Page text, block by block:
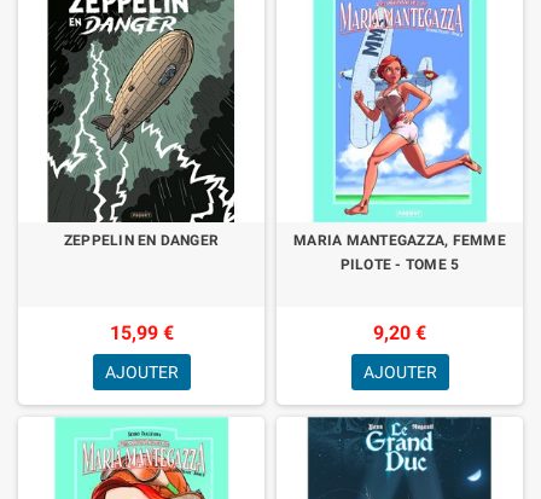
ZEPPELIN EN DANGER
15,99 €
AJOUTER
MARIA MANTEGAZZA, FEMME
PILOTE - TOME 5
9,20 €
AJOUTER